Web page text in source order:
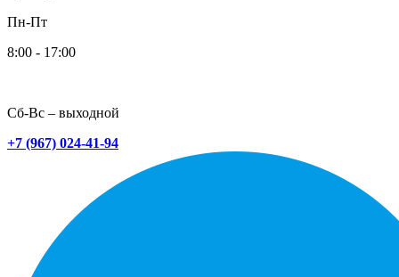
Пн-Пт
8:00 - 17:00
Сб-Вс – выходной
+7 (967) 024-41-94